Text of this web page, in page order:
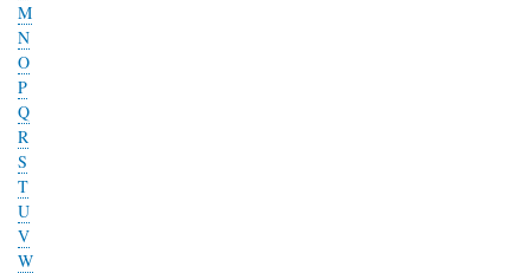
M
N
O
P
Q
R
S
T
U
V
W